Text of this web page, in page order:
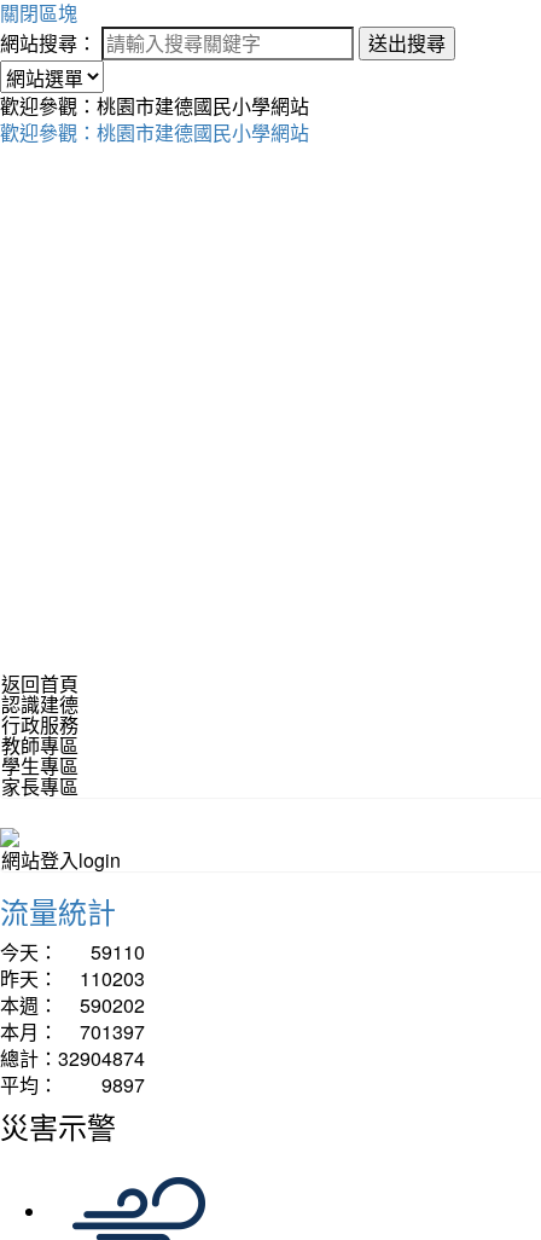
關閉區塊
網站搜尋：
送出搜尋
歡迎參觀：桃園市建德國民小學網站
歡迎參觀：桃園市建德國民小學網站
返回首頁
認識建德
行政服務
教師專區
學生專區
家長專區
網站登入login
流量統計
今天：
59110
昨天：
110203
本週：
590202
本月：
701397
總計： 32904874
平均：
9897
災害示警